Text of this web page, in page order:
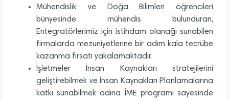
Mühendislik ve Doğa Bilimleri öğrencileri
bünyesinde mühendis bulunduran,
Entegratörlerimiz için istihdam olanağı sunabilen
firmalarda mezuniyetlerine bir adım kala tecrübe
kazanma fırsatı yakalamaktadır.
İşletmeler İnsan Kaynakları stratejilerini
geliştirebilmek ve İnsan Kaynakları Planlamalarına
katkı sunabilmek adına İME programı sayesinde